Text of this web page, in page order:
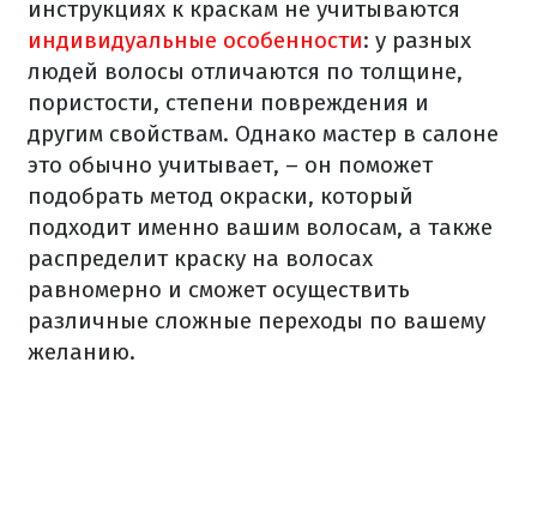
инструкциях к краскам не учитываются
индивидуальные особенности: у разных
людей волосы отличаются по толщине,
пористости, степени повреждения и
другим свойствам. Однако мастер в салоне
это обычно учитывает, – он поможет
подобрать метод окраски, который
подходит именно вашим волосам, а также
распределит краску на волосах
равномерно и сможет осуществить
различные сложные переходы по вашему
желанию.